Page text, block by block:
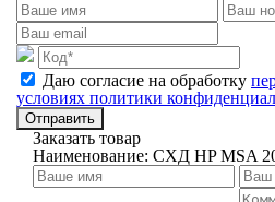
Даю согласие на обработку
условиях политики
Отправить
Заказать товар
Наименование: СХД HP MSA